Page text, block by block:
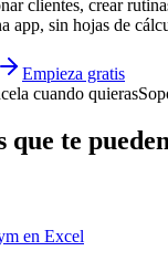
clientes, crear
app, sin hojas de
Empieza gratis
cuando quieras
te
en Excel